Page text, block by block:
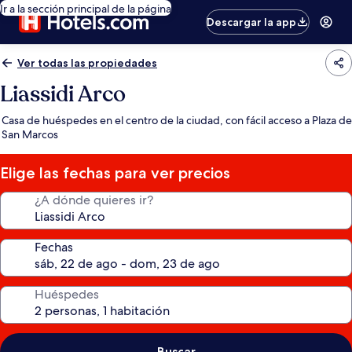
Ir a la sección principal de la página
Descargar la app
Ver todas las propiedades
Liassidi Arco
Casa de huéspedes en el centro de la ciudad, con fácil acceso a Plaza de
San Marcos
Elige las fechas para ver precios
¿A dónde quieres ir?
Fechas
Huéspedes